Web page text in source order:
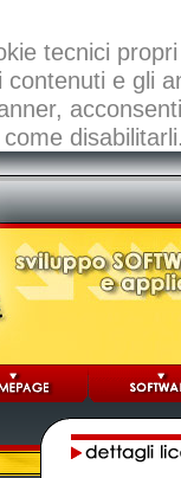
tecnici
contenuti e gli